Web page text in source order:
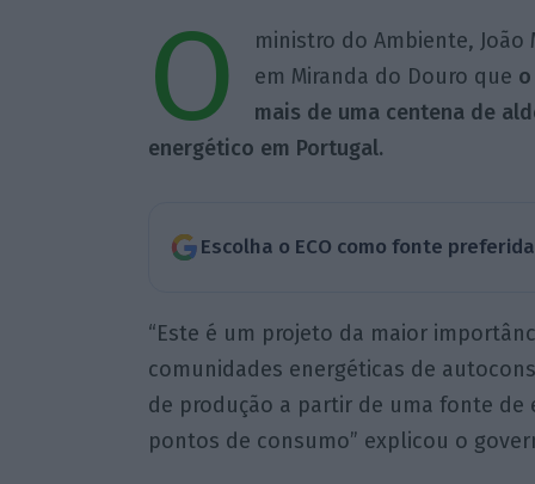
O
ministro do Ambiente,
em Miranda do Douro que
mais de uma centena de
energético em Portugal.
Escolha o ECO como fonte
“Este é um projeto da maior
comunidades energéticas de
de produção a partir de uma fonte de
pontos de consumo” explicou o